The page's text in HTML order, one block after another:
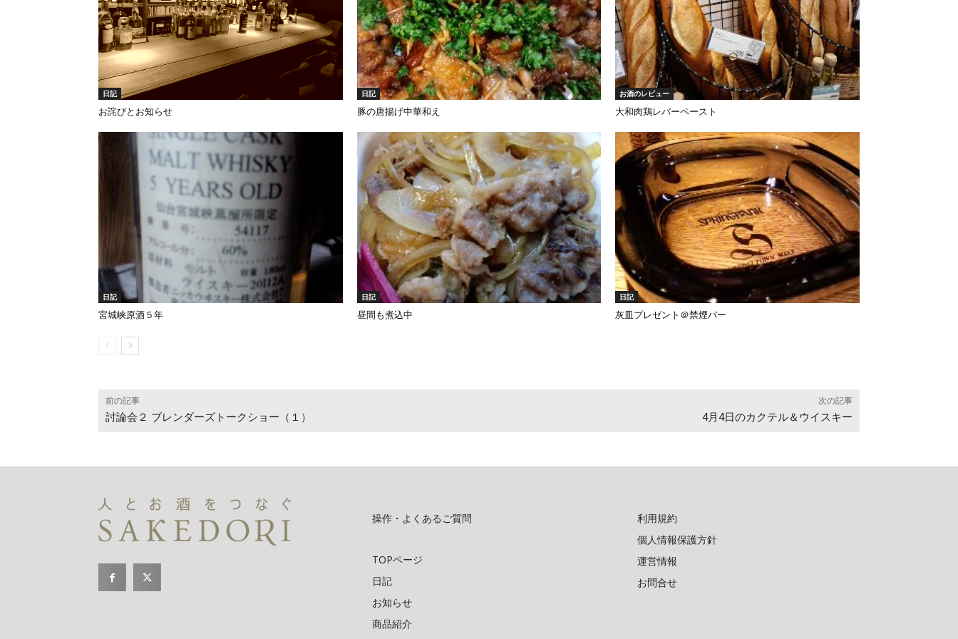
日記
お詫びとお知らせ
日記
豚の唐揚げ中華和え
お酒のレビュー
大和肉鶏レバーペースト
日記
宮城峡原酒５年
日記
昼間も煮込中
日記
灰皿プレゼント＠禁煙バー
前の記事
討論会２ ブレンダーズトークショー（１）
次の記事
4月4日のカクテル＆ウイスキー
操作・よくあるご質問
TOPページ
日記
お知らせ
商品紹介
利用規約
個人情報保護方針
運営情報
お問合せ